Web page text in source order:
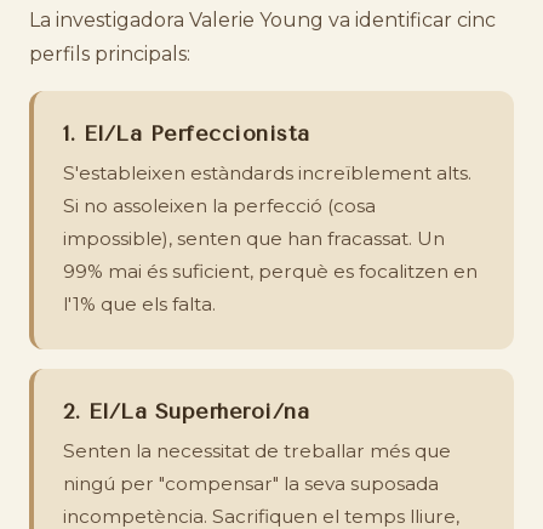
La investigadora Valerie Young va identificar cinc
perfils principals:
1. El/La Perfeccionista
S'estableixen estàndards increïblement alts.
Si no assoleixen la perfecció (cosa
impossible), senten que han fracassat. Un
99% mai és suficient, perquè es focalitzen en
l'1% que els falta.
2. El/La Superheroi/na
Senten la necessitat de treballar més que
ningú per "compensar" la seva suposada
incompetència. Sacrifiquen el temps lliure,